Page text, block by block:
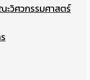
วิศวกรรมศาสตร์